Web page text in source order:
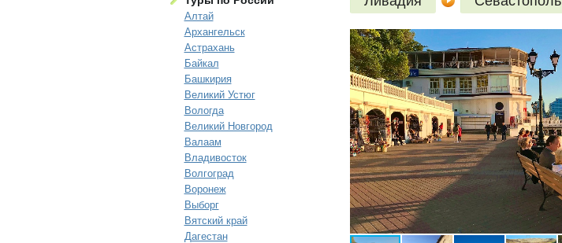
Алтай
Архангельск
Астрахань
Байкал
Башкирия
Великий Устюг
Вологда
Великий Новгород
Валаам
Владивосток
Волгоград
Воронеж
Выборг
Вятский край
Дагестан